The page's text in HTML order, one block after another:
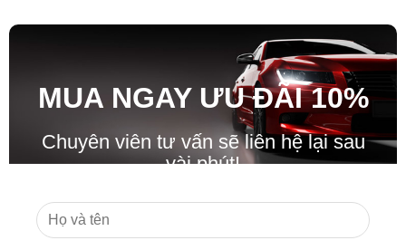
MUA NGAY ƯU ĐÃI10%
Chuyên viên tư vấn sẽ liên hệ lại sau
vài phút!